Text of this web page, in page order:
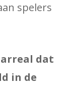
spelers
dat
in de